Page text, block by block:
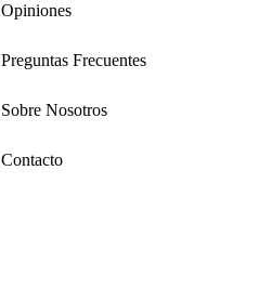
Opiniones
Preguntas Frecuentes
Sobre Nosotros
Contacto